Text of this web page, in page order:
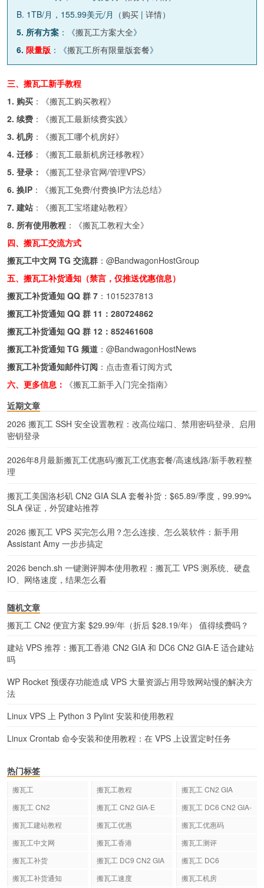
B. 1TB/月，155.99美元/月（购买 | 详情）
5. 所有方案 ：《搬瓦工方案大全》
6. 限量版 ：《搬瓦工所有限量版套餐》
三、搬瓦工新手教程
1. 购买 ：《搬瓦工购买教程》
2. 续费 ：《搬瓦工最新续费实践》
3. 机房 ：《搬瓦工哪个机房好》
4. 迁移 ：《搬瓦工最新机房迁移教程》
5. 登录：
《搬瓦工登录官网/管理VPS》
6. 换IP ：《搬瓦工免费/付费换IP方法总结》
7. 建站 ：《搬瓦工宝塔建站教程》
8. 所有使用教程 ：《搬瓦工教程大全》
四、搬瓦工交流方式
搬瓦工中文网 TG 交流群 ： @BandwagonHostGroup
五、搬瓦工补货通知（禁言，仅推送优惠信息）
搬瓦工补货通知 QQ 群 7 ： 1015237813
搬瓦工补货通知 QQ 群 11： 280724862
搬瓦工补货通知 QQ 群 12： 852461608
搬瓦工补货通知 TG 频道 ： @BandwagonHostNews
搬瓦工补货通知邮件订阅 ： 点击查看订阅方式
六、更多信息：
《搬瓦工新手入门完全指南》
近期文章
2026 搬瓦工 SSH 安全设置教程：改高位端口、禁用密码登录、启用
密钥登录
2026年8月最新搬瓦工优惠码/搬瓦工优惠套餐/高速线路/新手教程整
理
搬瓦工美国洛杉矶 CN2 GIA SLA 套餐补货：$65.89/季度，99.99%
SLA 保证，外贸建站推荐
2026 搬瓦工 VPS 买完怎么用？怎么连接、怎么装软件：新手用
Assistant Amy 一步步搞定
2026 bench.sh 一键测评脚本使用教程：搬瓦工 VPS 测系统、硬盘
IO、网络速度，结果怎么看
随机文章
搬瓦工 CN2 便宜方案 $29.99/年（折后 $28.19/年） 值得续费吗？
建站 VPS 推荐：搬瓦工香港 CN2 GIA 和 DC6 CN2 GIA-E 适合建站
吗
WP Rocket 预缓存功能造成 VPS 大量资源占用导致网站慢的解决方
法
Linux VPS 上 Python 3 Pylint 安装和使用教程
Linux Crontab 命令安装和使用教程：在 VPS 上设置定时任务
热门标签
搬瓦工 搬瓦工教程
搬瓦工 CN2 GIA
搬瓦工 CN2
搬瓦工 CN2 GIA-E
搬瓦工 DC6 CN2 GIA-
搬瓦工建站教程 搬瓦工优惠
搬瓦工优惠码
搬瓦工中文网
搬瓦工香港
搬瓦工测评
搬瓦工补货
搬瓦工 DC9 CN2 GIA
搬瓦工 DC6
搬瓦工补货通知
搬瓦工速度 搬瓦工机房